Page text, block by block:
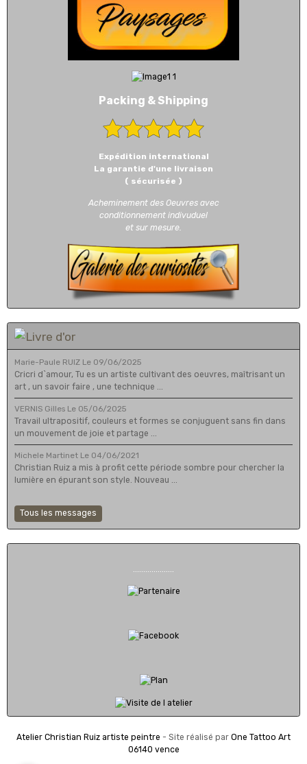
Packing & Shipping
Expédition international
La garantie d'une livraison
( sécurisée )
Acheminement des Oeuvres avec
conditionnement indivuduel
et sur mesure.
Marie-Paule RUIZ Le 09/06/2025
Cricri d`amour, Tu es un artiste cultivant des oeuvres, maîtrisant un
art , un savoir faire , une technique ...
VERNIS Gilles Le 05/06/2025
Travail ultrapositif, couleurs et formes se conjuguent sans fin dans
un mouvement de joie et partage ...
Michele Martinet Le 04/06/2021
Christian Ruiz a mis à profit cette période sombre pour chercher la
lumière en épurant son style. Nouveau ...
Tous les messages
Atelier Christian Ruiz artiste peintre - Site réalisé par One Tattoo Art
06140 vence